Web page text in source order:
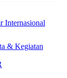
Internasional
& Kegiatan